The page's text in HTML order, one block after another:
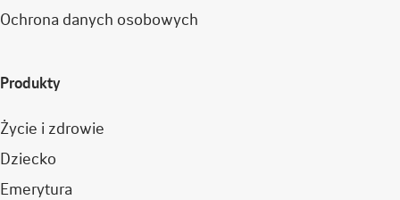
Ochrona danych osobowych
Produkty
Życie i zdrowie
Dziecko
Emerytura